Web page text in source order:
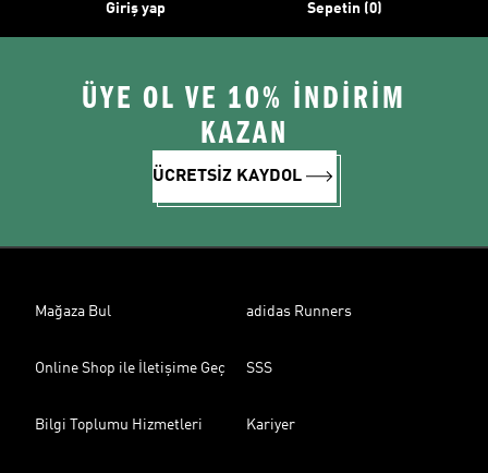
Giriş yap Sepetin (0)
ÜYE OL VE 10% İNDİRİM
KAZAN
ÜCRETSİZ KAYDOL
Mağaza Bul adidas Runners
Online Shop ile İletişime Geç SSS
Bilgi Toplumu Hizmetleri Kariyer